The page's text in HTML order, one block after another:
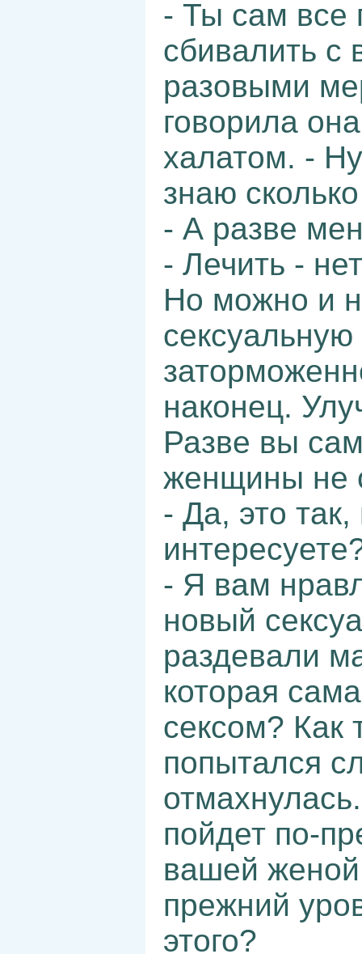
- Ты сам
сбивалить с
разовыми
говорила
халатом. -
знаю
- А разве
- Лечить -
Но можно и
сексуальную
наконец.
Разве вы
женщины не
- Да, это
- Я вам
новый
раздевали
которая
сексом? Как
попытался
пойдет по-
вашей женой
прежний
этого?